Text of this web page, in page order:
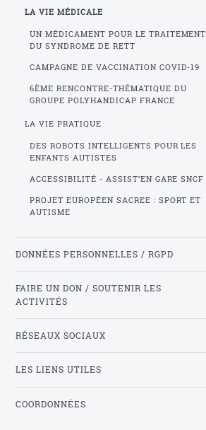
LA VIE MÉDICALE
UN MÉDICAMENT POUR LE TRAITEMENT
DU SYNDROME DE RETT
CAMPAGNE DE VACCINATION COVID-19
6ÈME RENCONTRE-THÉMATIQUE DU
GROUPE POLYHANDICAP FRANCE
LA VIE PRATIQUE
DES ROBOTS INTELLIGENTS POUR LES
ENFANTS AUTISTES
ACCESSIBILITÉ - ASSIST’EN GARE SNCF
PROJET EUROPÉEN SACREE : SPORT ET
AUTISME
DONNÉES PERSONNELLES / RGPD
FAIRE UN DON / SOUTENIR LES
ACTIVITÉS
RÉSEAUX SOCIAUX
LES LIENS UTILES
COORDONNÉES